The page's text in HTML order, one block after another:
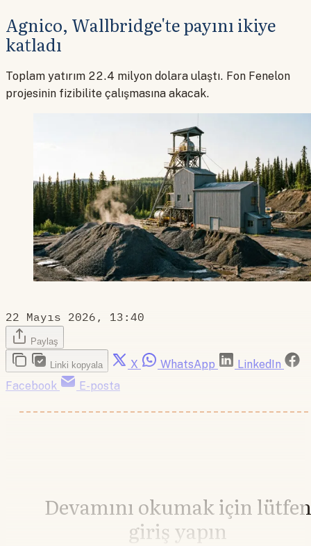
Agnico, Wallbridge'te payını ikiye
katladı
Toplam yatırım 22.4 milyon dolara ulaştı. Fon Fenelon
projesinin fizibilite çalışmasına akacak.
22 Mayıs 2026, 13:40
Paylaş
Linki kopyala X WhatsApp
LinkedIn
Facebook
E-posta
Devamını okumak için lütfen
giriş yapın